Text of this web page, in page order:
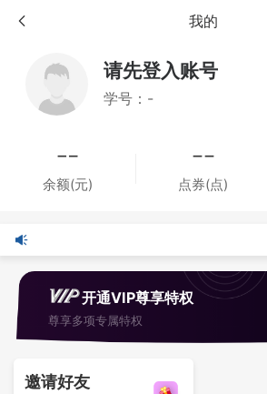
我的
请先登入账号
学号：-
余额(元) 点券(点)
开通VIP尊享特权
尊享多项专属特权
邀请好友